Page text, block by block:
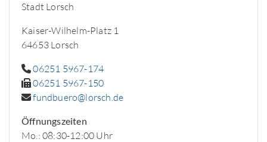
Stadt Lorsch
Kaiser-Wilhelm-Platz 1
64653 Lorsch
06251 5967-174
06251 5967-150
fundbuero@lorsch.de
Öffnungszeiten
Mo.: 08:30-12:00 Uhr